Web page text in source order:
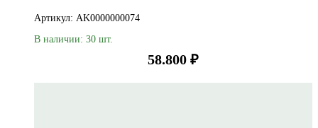
Артикул: AK0000000074
В наличии: 30 шт.
58.800 ₽